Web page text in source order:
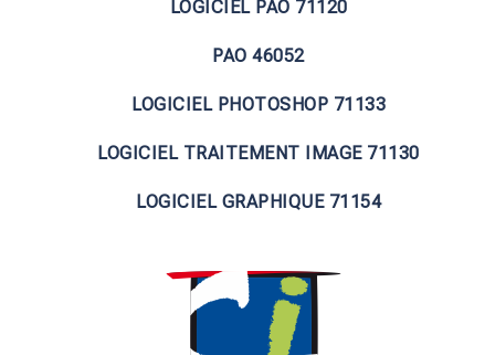
LOGICIEL PAO 71120
PAO 46052
LOGICIEL PHOTOSHOP 71133
LOGICIEL TRAITEMENT IMAGE 71130
LOGICIEL GRAPHIQUE 71154